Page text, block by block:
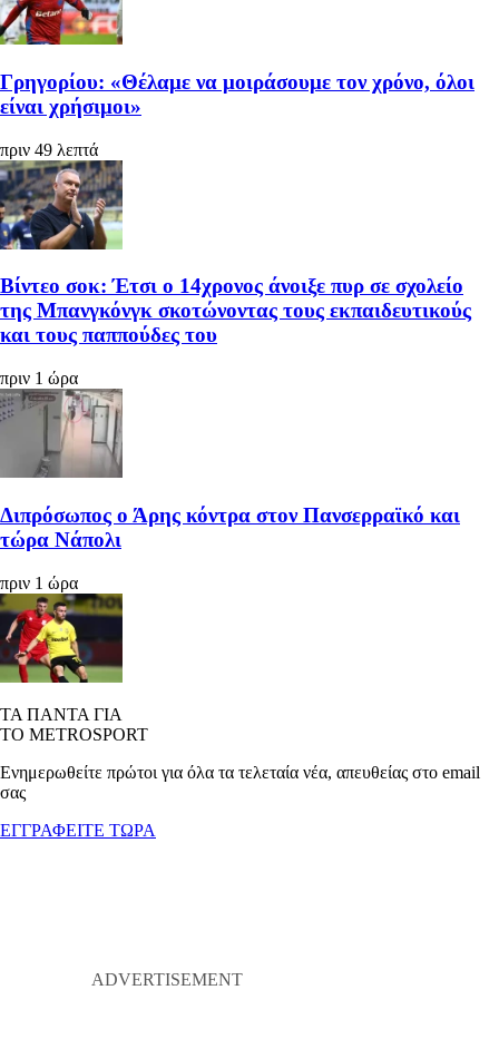
Γρηγορίου: «Θέλαμε να μοιράσουμε τον χρόνο, όλοι
είναι χρήσιμοι»
πριν 49 λεπτά
Βίντεο σοκ: Έτσι ο 14χρονος άνοιξε πυρ σε σχολείο
της Μπανγκόνγκ σκοτώνοντας τους εκπαιδευτικούς
και τους παππούδες του
πριν 1 ώρα
Διπρόσωπος ο Άρης κόντρα στον Πανσερραϊκό και
τώρα Νάπολι
πριν 1 ώρα
ΤΑ ΠΑΝΤΑ ΓΙΑ
ΤΟ METROSPORT
Ενημερωθείτε πρώτοι για όλα τα τελεταία νέα, απευθείας στο email
σας
ΕΓΓΡΑΦΕΙΤΕ ΤΩΡΑ